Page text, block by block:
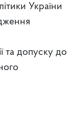
України
та допуску до